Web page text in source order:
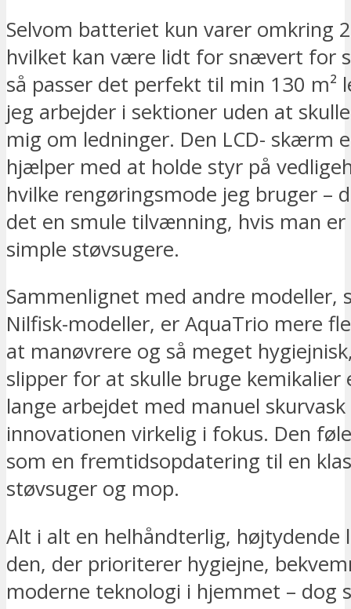
Selvom batteriet kun varer omkring
hvilket kan være lidt for snævert for
så passer det perfekt til min 130 m²
jeg arbejder i sektioner uden at
mig om ledninger. Den LCD- skærm
hjælper med at holde styr på
hvilke rengøringsmode jeg bruger –
det en smule tilvænning, hvis man
simple støvsugere.
Sammenlignet med andre modeller,
Nilfisk-modeller, er AquaTrio mere
at manøvrere og så meget
slipper for at skulle bruge kemikalier
lange arbejdet med manuel
innovationen virkelig i fokus. Den
som en fremtidsopdatering til en
støvsuger og mop.
Alt i alt en helhåndterlig, højtydende
den, der prioriterer hygiejne,
moderne teknologi i hjemmet – dog